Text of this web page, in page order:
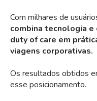
Com milhares de
combina tecnologia
duty of care em
viagens corporativas.
Os resultados obtidos
esse posicionamento.